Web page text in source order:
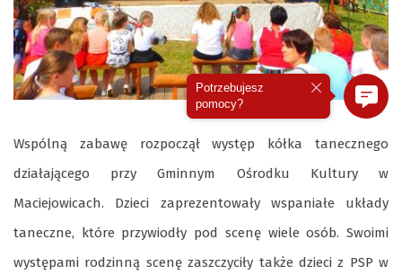
Wspólną zabawę rozpoczął występ kółka tanecznego
działającego przy Gminnym Ośrodku Kultury w
Maciejowicach. Dzieci zaprezentowały wspaniałe układy
taneczne, które przywiodły pod scenę wiele osób. Swoimi
występami rodzinną scenę zaszczyciły także dzieci z PSP w
Potrzebujesz
pomocy?